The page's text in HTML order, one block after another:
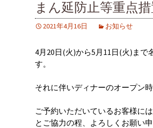
まん延防止等重点
2021年4月16日 お知らせ
4月20日(火)から5月11日(火)まで
す。
それに伴いディナーのオープン
ご予約いただいているお客様に
とご協力の程、よろしくお願い申